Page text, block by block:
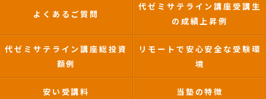
よくあるご質問
代ゼミサテライン講座受講生
の成績上昇例
代ゼミサテライン講座総投資
額例
リモートで安心安全な受験環
境
安い受講料 当塾の特徴